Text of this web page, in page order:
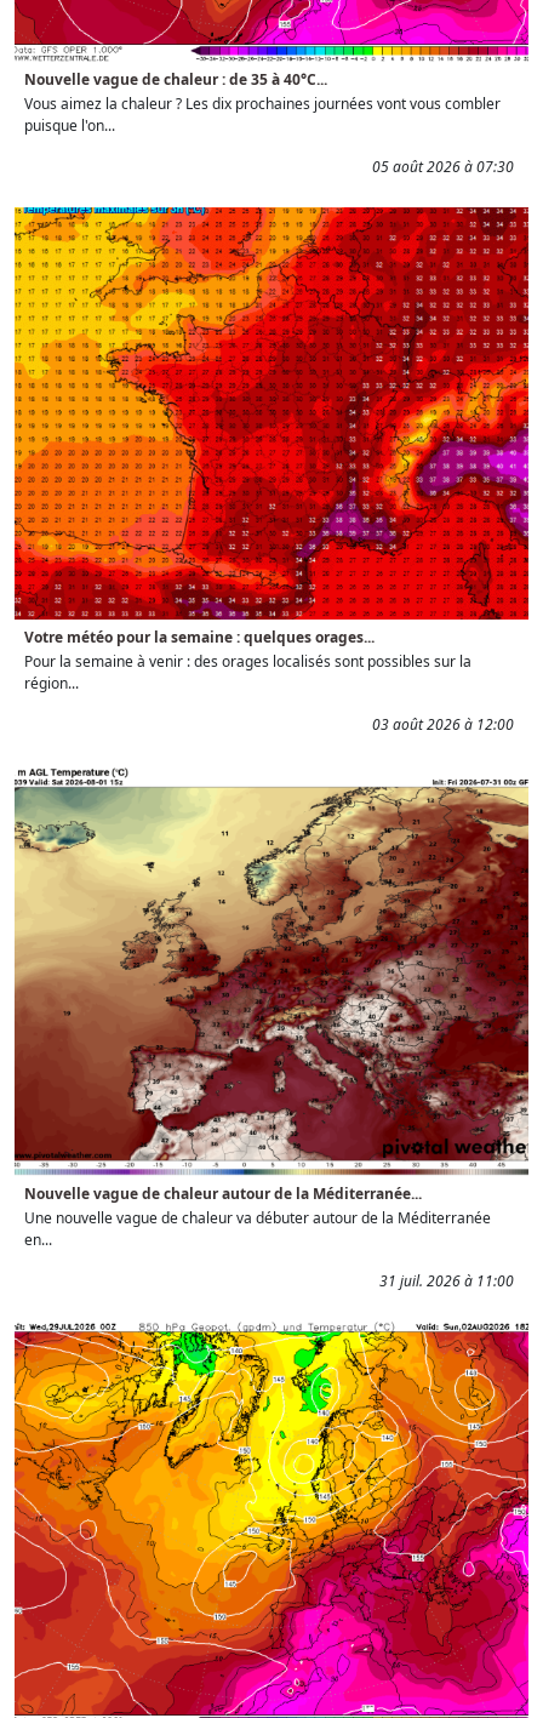
Nouvelle vague de chaleur : de 35 à 40°C...
Vous aimez la chaleur ? Les dix prochaines journées vont vous combler
puisque l'on...
05 août 2026 à 07:30
Votre météo pour la semaine : quelques orages...
Pour la semaine à venir : des orages localisés sont possibles sur la
région...
03 août 2026 à 12:00
Nouvelle vague de chaleur autour de la Méditerranée...
Une nouvelle vague de chaleur va débuter autour de la Méditerranée
en...
31 juil. 2026 à 11:00